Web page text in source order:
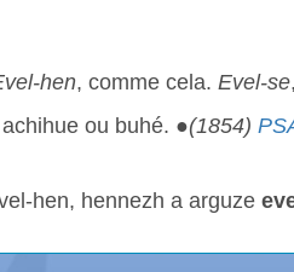
hen, comme cela. Evel-se,
ou buhé. ●(1854)
hen, hennezh a arguze